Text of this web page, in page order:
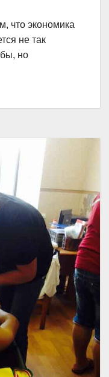
что экономика
не так
бы, но